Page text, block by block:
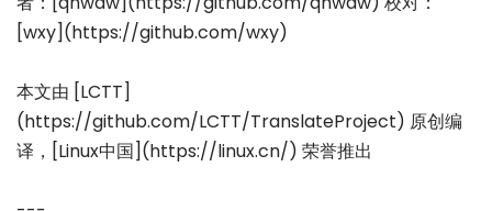
[wxy](https://github.com/wxy)
本文由 [LCTT]
(https://github.com/LCTT/TranslateProject) 原创编
译，[Linux中国](https://linux.cn/) 荣誉推出